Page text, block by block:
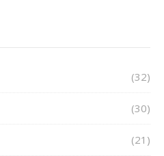
(32)
(30)
(21)